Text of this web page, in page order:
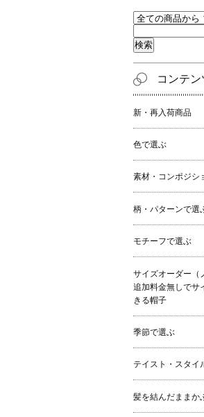
コンテン
新・再入荷商品
色で選ぶ
素材・コンポジシ
柄・パターンで選
モチーフで選ぶ
サイズオーダー
追加料金無しでサ
きる帽子
季節で選ぶ
テイスト・スタイ
髪を結んだままか